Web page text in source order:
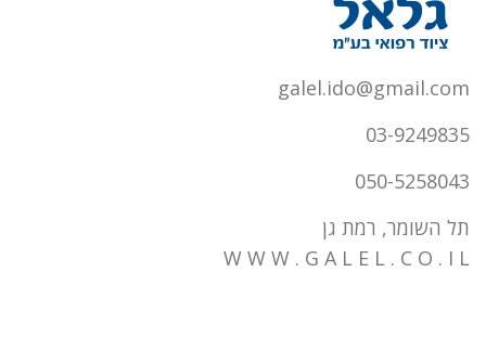
galel.ido@gmail.com
03-9249835
050-5258043
תל השומר, רמת גן
W W W . G A L E L . C O . I L